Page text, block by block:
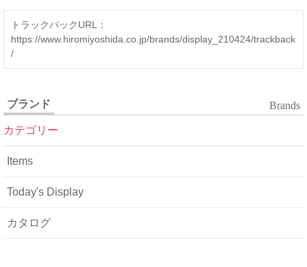
トラックバックURL：
https://www.hiromiyoshida.co.jp/brands/display_210424/trackback
/
ブランド Brands
カテゴリー
Items
Today's Display
カタログ